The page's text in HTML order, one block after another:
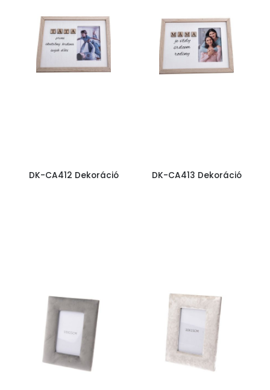
DK-CA412 Dekoráció DK-CA413 Dekoráció